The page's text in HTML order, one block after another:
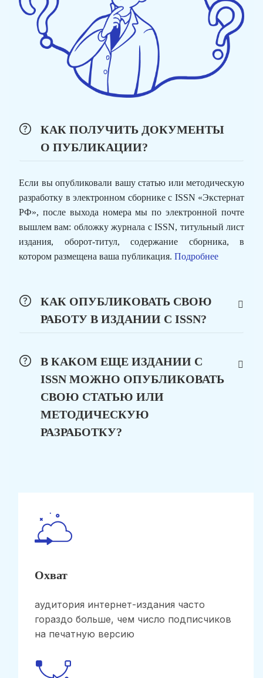
КАК ПОЛУЧИТЬ ДОКУМЕНТЫ
О ПУБЛИКАЦИИ?
Если вы опубликовали вашу статью или методическую
разработку в электронном сборнике с ISSN «Экстернат
РФ», после выхода номера мы по электронной почте
вышлем вам: обложку журнала с ISSN, титульный лист
издания, оборот-титул, содержание сборника, в
котором размещена ваша публикация. Подробнее
КАК ОПУБЛИКОВАТЬ СВОЮ
РАБОТУ В ИЗДАНИИ С ISSN?
В КАКОМ ЕЩЕ ИЗДАНИИ С
ISSN МОЖНО ОПУБЛИКОВАТЬ
СВОЮ СТАТЬЮ ИЛИ
МЕТОДИЧЕСКУЮ
РАЗРАБОТКУ?
Охват
аудитория интернет-издания часто
гораздо больше, чем число подписчиков
на печатную версию